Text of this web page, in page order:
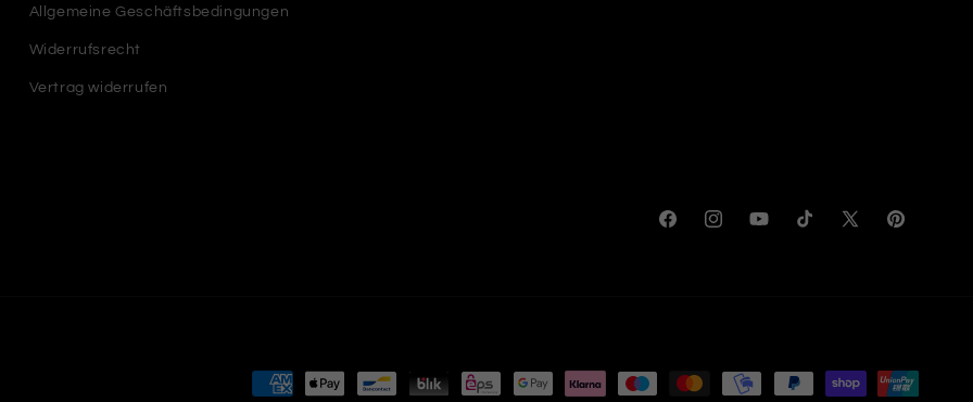
Allgemeine Geschäftsbedingungen
Widerrufsrecht
Vertrag widerrufen
FacebookInstagramYouTubeTikTok
X
Pinterest
Zahlungsmethoden